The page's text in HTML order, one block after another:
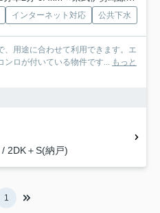
インターネット対応 公共下水
、用途に合わせて利用できます。エ
ンロが付いている物件です... もっと
2DK＋S(納戸)
1